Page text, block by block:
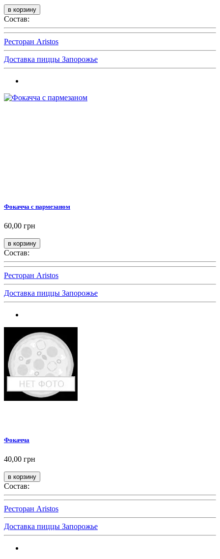
Состав:
Ресторан Aristos
Доставка пиццы Запорожье
Фокачча с пармезаном
60,00 грн
Состав:
Ресторан Aristos
Доставка пиццы Запорожье
Фокачча
40,00 грн
Состав:
Ресторан Aristos
Доставка пиццы Запорожье